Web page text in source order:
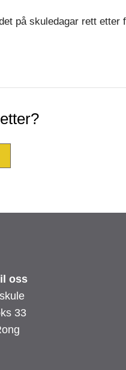
på skuledagar rett etter
oss
33